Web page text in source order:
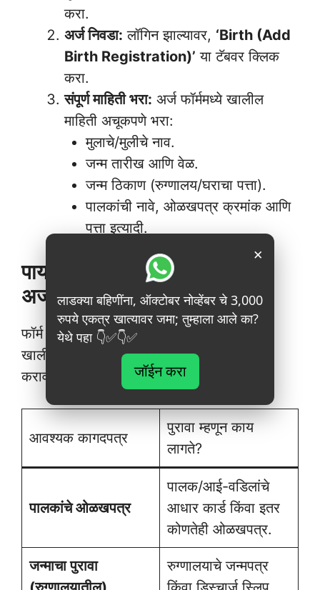
करा.
अर्ज निवडा: लॉगिन झाल्यावर, ‘Birth (Add
Birth Registration)’ या टॅबवर क्लिक
करा.
संपूर्ण माहिती भरा: अर्ज फॉर्ममध्ये खालील
माहिती अचूकपणे भरा:
मुलाचे/मुलीचे नाव.
जन्म तारीख आणि वेळ.
जन्म ठिकाण (रुग्णालय/घराचा पत्ता).
पालकांची नावे, ओळखपत्र क्रमांक आणि
पत्ता इत्यादी.
पायरी ३: कागदपत्रे अपलोड आणि
अर्ज सबमिट करा
फॉर्म भरल्यानंतर, तुमच्या अर्जाला आधार देण्यासाठी
खालील महत्त्वाची कागदपत्रे स्कॅन करून अपलोड
करावी लागतील:
आवश्यक कागदपत्र
पुरावा म्हणून काय
लागते?
पालकांचे ओळखपत्र
पालक/आई-वडिलांचे
आधार कार्ड किंवा इतर
कोणतेही ओळखपत्र.
जन्माचा पुरावा
रुग्णालयाचे जन्मपत्र
×
लाडक्या बहिणींना, ऑक्टोबर नोव्हेंबर चे 3,000
रुपये एकत्र खात्यावर जमा; तुम्हाला आले का?
येथे पहा 👇✅👇✅
जॉईन करा